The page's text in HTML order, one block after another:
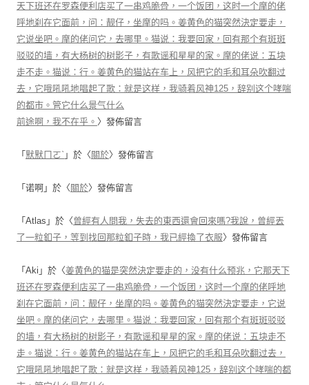
天下班还在罗森便利店买了一串鸡脆骨，一个饭团，这时一个摩的佬
呼地刹在它面前，问：靓仔，坐摩的吗。姜黄色的猫突然決定要走，
它说坐吧。摩的佬问它，去哪里。猫说：我要回家，回有那个有斑斑
驳驳的墙，有大杨树的树影子，有歌谣和星星的家。摩的佬说：五块
走不走。猫说：行。姜黄色的猫站在车上，风把它的毛和耳朵吹翻过
去，它哦吼吼地唱起了歌：就是这样，我骑着风神125，辞别这个哮喘
的都市。管它什么景气什么
前途啊，我不在乎。 〉發佈留言
「 默默ㄇㄛˋ 」於〈 關於〉發佈留言
「 诺啊 」於〈 關於〉發佈留言
「 Atlas 」於〈曾經有人問我，失去的東西還會回來嗎?我說，曾經丟
了一粒釦子，等到找回那粒釦子時，我已經換了衣服〉發佈留言
「 Aki 」於〈姜黄色的猫是突然決定要走的，没有什么预兆，它那天下
班还在罗森便利店买了一串鸡脆骨，一个饭团，这时一个摩的佬呼地
刹在它面前，问：靓仔，坐摩的吗。姜黄色的猫突然決定要走，它说
坐吧。摩的佬问它，去哪里。猫说：我要回家，回有那个有斑斑驳驳
的墙，有大杨树的树影子，有歌谣和星星的家。摩的佬说：五块走不
走。猫说：行。姜黄色的猫站在车上，风把它的毛和耳朵吹翻过去，
它哦吼吼地唱起了歌：就是这样，我骑着风神125，辞别这个哮喘的都